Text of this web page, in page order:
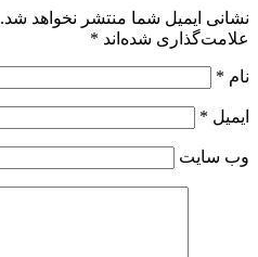
نشانی ایمیل شما منتشر نخواهد شد.
علامت‌گذاری شده‌اند *
نام *
ایمیل *
وب‌ سایت